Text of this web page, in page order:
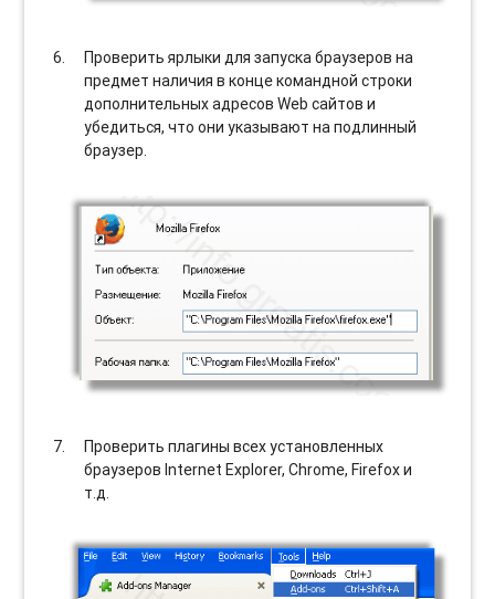
Проверить ярлыки для запуска браузеров на
предмет наличия в конце командной строки
дополнительных адресов Web сайтов и
убедиться, что они указывают на подлинный
браузер.
Проверить плагины всех установленных
браузеров Internet Explorer, Chrome, Firefox и
т.д.